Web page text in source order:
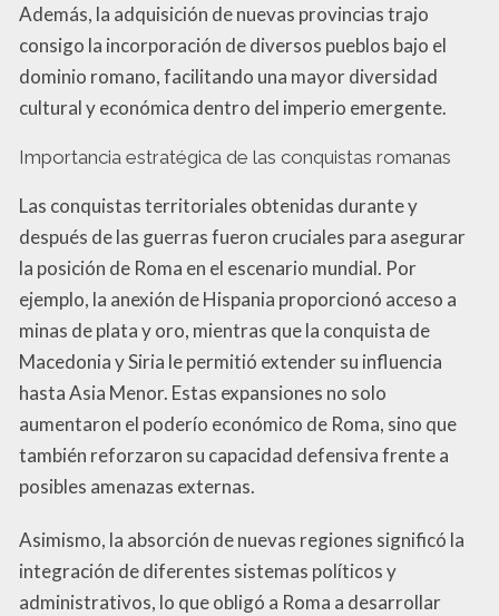
Además, la adquisición de nuevas provincias trajo
consigo la incorporación de diversos pueblos bajo el
dominio romano, facilitando una mayor diversidad
cultural y económica dentro del imperio emergente.
Importancia estratégica de las conquistas romanas
Las conquistas territoriales obtenidas durante y
después de las guerras fueron cruciales para asegurar
la posición de Roma en el escenario mundial. Por
ejemplo, la anexión de Hispania proporcionó acceso a
minas de plata y oro, mientras que la conquista de
Macedonia y Siria le permitió extender su influencia
hasta Asia Menor. Estas expansiones no solo
aumentaron el poderío económico de Roma, sino que
también reforzaron su capacidad defensiva frente a
posibles amenazas externas.
Asimismo, la absorción de nuevas regiones significó la
integración de diferentes sistemas políticos y
administrativos, lo que obligó a Roma a desarrollar